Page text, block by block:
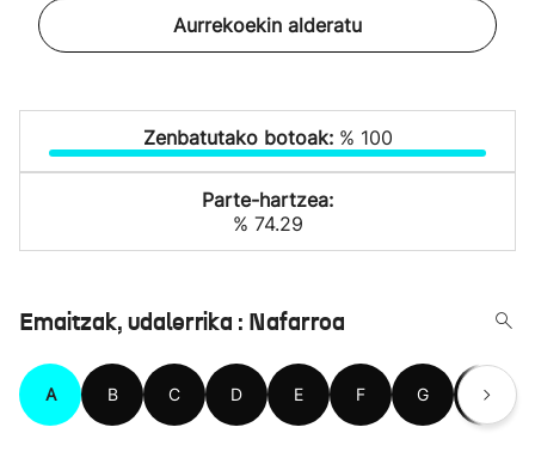
Aurrekoekin alderatu
Zenbatutako botoak: % 100
Parte-hartzea:
% 74.29
Emaitzak, udalerrika : Nafarroa
A B C D E F G H